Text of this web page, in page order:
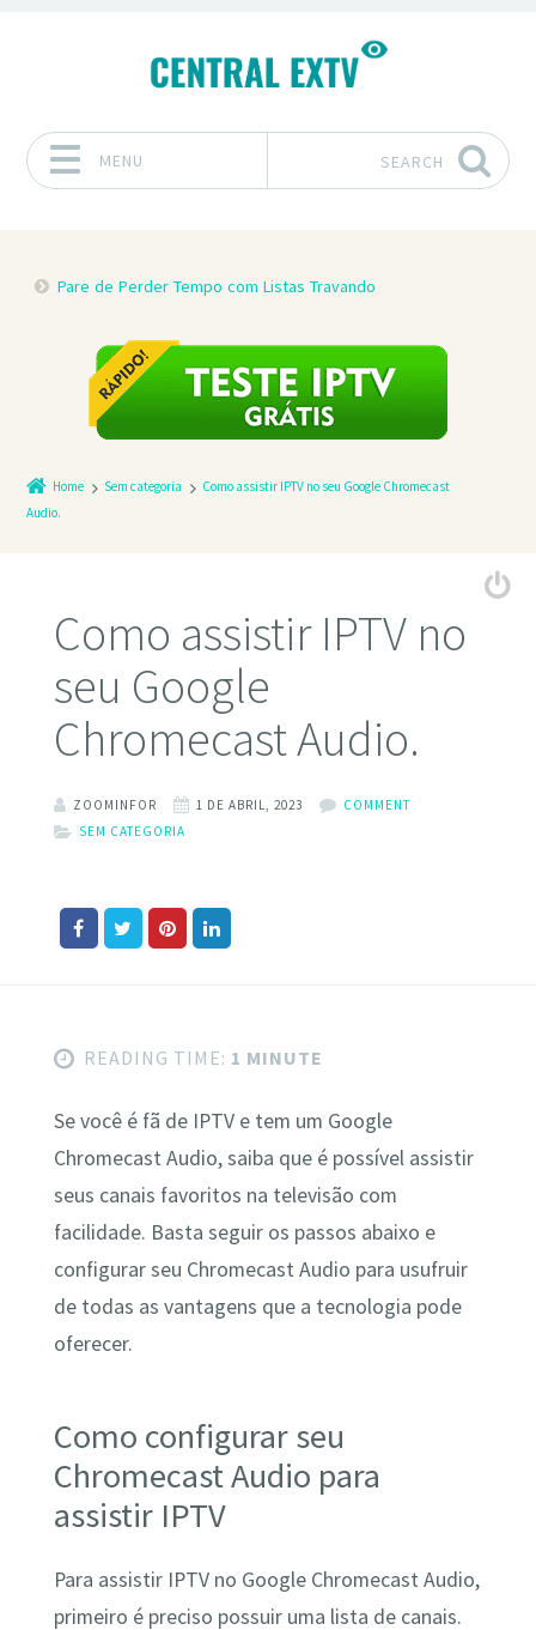
MENU SEARCH
Pare de Perder Tempo com Listas Travando
Home Sem categoria
Como assistir IPTV no seu Google Chromecast
Audio.
Como assistir IPTV no
seu Google
Chromecast Audio.
ZOOMINFOR 1 DE ABRIL, 2023
COMMENT
SEM CATEGORIA
READING TIME: 1 MINUTE
Se você é fã de IPTV e tem um Google
Chromecast Audio, saiba que é possível assistir
seus canais favoritos na televisão com
facilidade. Basta seguir os passos abaixo e
configurar seu Chromecast Audio para usufruir
de todas as vantagens que a tecnologia pode
oferecer.
Como configurar seu
Chromecast Audio para
assistir IPTV
Para assistir IPTV no Google Chromecast Audio,
primeiro é preciso possuir uma lista de canais.